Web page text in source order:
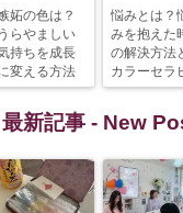
妬の色は？
うらやましい
持ちを成長
変える方法
悩みとは？
みを抱えた
の解決方法
カラーセラ
ー
新記事 - New